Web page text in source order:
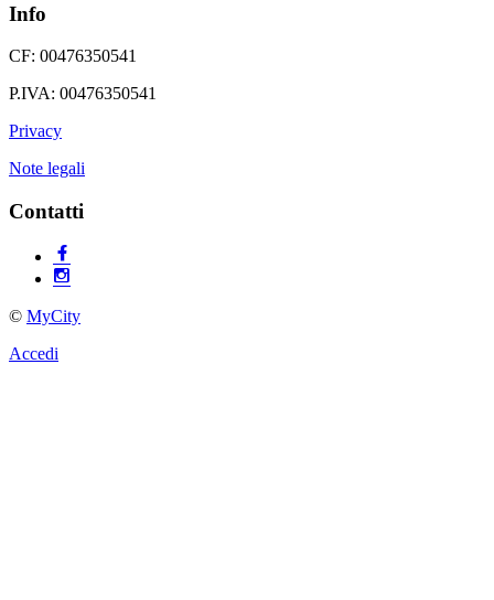
Info
CF: 00476350541
P.IVA: 00476350541
Privacy
Note legali
Contatti
© MyCity
Accedi